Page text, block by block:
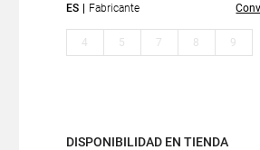
ES Fabricante
4 5 7 8 9
DISPONIBILIDAD EN TIENDA